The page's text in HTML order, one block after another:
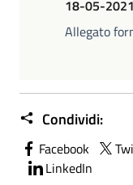
18-05-2021
Allegato
Condividi:
Facebook
LinkedIn